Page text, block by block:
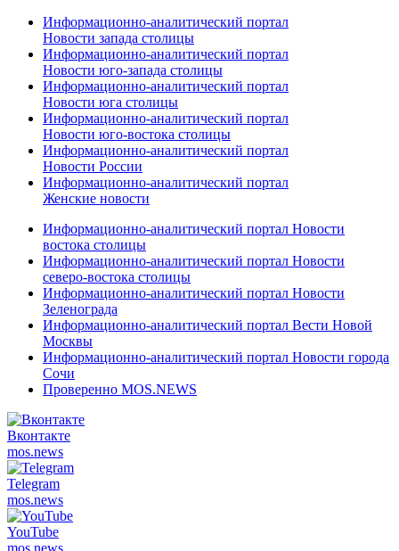
Информационно-аналитический портал
Новости запада столицы
Информационно-аналитический портал
Новости юго-запада столицы
Информационно-аналитический портал
Новости юга столицы
Информационно-аналитический портал
Новости юго-востока столицы
Информационно-аналитический портал
Новости России
Информационно-аналитический портал
Женские новости
Информационно-аналитический портал Новости
востока столицы
Информационно-аналитический портал Новости
северо-востока столицы
Информационно-аналитический портал Новости
Зеленограда
Информационно-аналитический портал Вести Новой
Москвы
Информационно-аналитический портал Новости города
Сочи
Проверенно MOS.NEWS
Вконтакте
mos.news
Telegram
mos.news
YouTube
mos. news